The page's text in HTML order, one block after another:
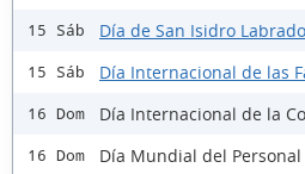
15 Sáb Día de San Isidro
15 Sáb Día Internacional de las
16 Dom Día Internacional de la
16 Dom Día Mundial del